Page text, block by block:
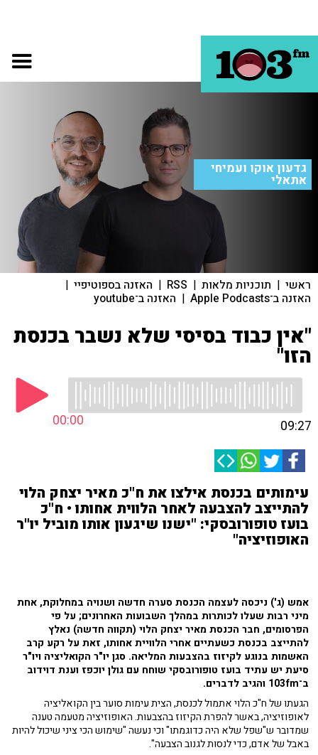
גדעון אוקו ועמיחי
אתאלי
ראשי | תוכניות מלאות |
RSS
| האזנה בספוטיפיי |
האזנה ב־Apple Podcasts | האזנה ב־youtube
"אין כבוד בסיסי שלא נשבר בכנסת
הזו"
00:00 09:27
עימותים בכנסת אילצו את ח"כ מאיר יצחק הלוי
להתייצב להצבעה לאחר הלווית אחותו • ח"כ
בועז טופורובסקי: "ישנו שיגעון אותו מוביל יו"ר
האופוזיציה"
אמש (ג') ניכסה לעצמה הכנסת סערה חדשה ושנויה במחלוקת, אחת
מיני רבות שעלו לכותרות במהלך השבועות האחרונים; על פי
הפרסומים, חבר הכנסת מאיר יצחק הלוי (תקווה חדשה) נאלץ
להתייצב בכנסת כשעתיים אחרי הלוויית אחותו, זאת על רקע קרב
האשמות בנוגע לקיזוז בהצבעות המליאה. סגן יו"ר הקואליציה ויו"ר
סיעת יש עתיד בועז טופורובסקי שוחח עם גולן יוכפז וענת דוידוב
ב־103fm והגיב לדברים.
הגעתו של ח"כ הלוי אתמול לכנסת, הצית עימות סוער בין הקואליציה
לאופוזיציה, באשר להפרת הקיזוז בהצבעות. האופוזיציה מטעמה טענה
שמדובר ש"שפל שלא היה כדוגמתו" וכי נעשה "שימוש הכי ציני שיכול להיות
באבל של אדם, כדי לנסות לגנוב הצבעה".